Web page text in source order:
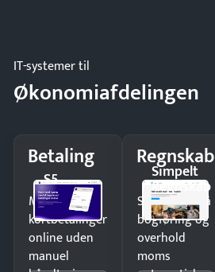
IT-systemer til
Økonomiafdelingen
Betaling
S5
Modtag
kortbetalinger
online uden
manuel
Regnskab
Simpelt
Regnskab
Spar timer på
bogføring og
overhold
moms